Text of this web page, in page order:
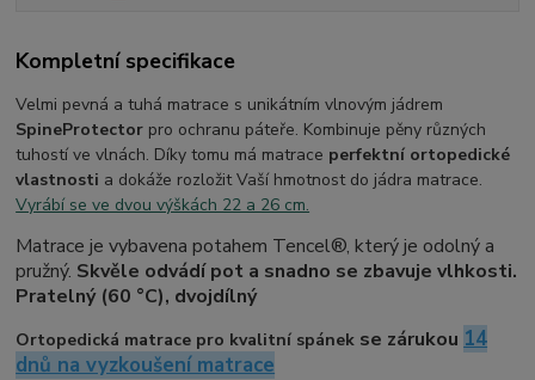
Kompletní specifikace
Velmi pevná a tuhá matrace s unikátním vlnovým jádrem
SpineProtector pro ochranu páteře. Kombinuje pěny různých
tuhostí ve vlnách. Díky tomu má matrace perfektní ortopedické
vlastnosti a dokáže rozložit Vaší hmotnost do jádra matrace.
Vyrábí se ve dvou výškách 22 a 26 cm.
Matrace je vybavena potahem Tencel®, který je odolný a
pružný. Skvěle odvádí pot a snadno se zbavuje vlhkosti.
Pratelný (60 °C), dvojdílný
Ortopedická matrace pro kvalitní spánek se zárukou 14
dnů na vyzkoušení matrace